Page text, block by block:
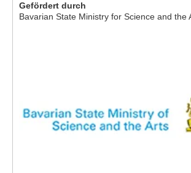
Gefördert durch
Bavarian State Ministry for Science and the